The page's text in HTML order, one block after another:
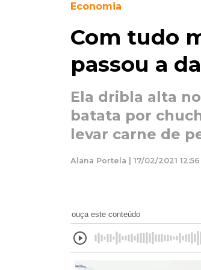
Economia
Com tudo
passou a
Ela dribla alta
batata por
levar carne de
Alana Portela | 17/02/2021 12:56
ouça este conteúdo